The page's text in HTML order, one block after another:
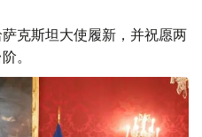
克斯坦大使履新，并祝愿两
。